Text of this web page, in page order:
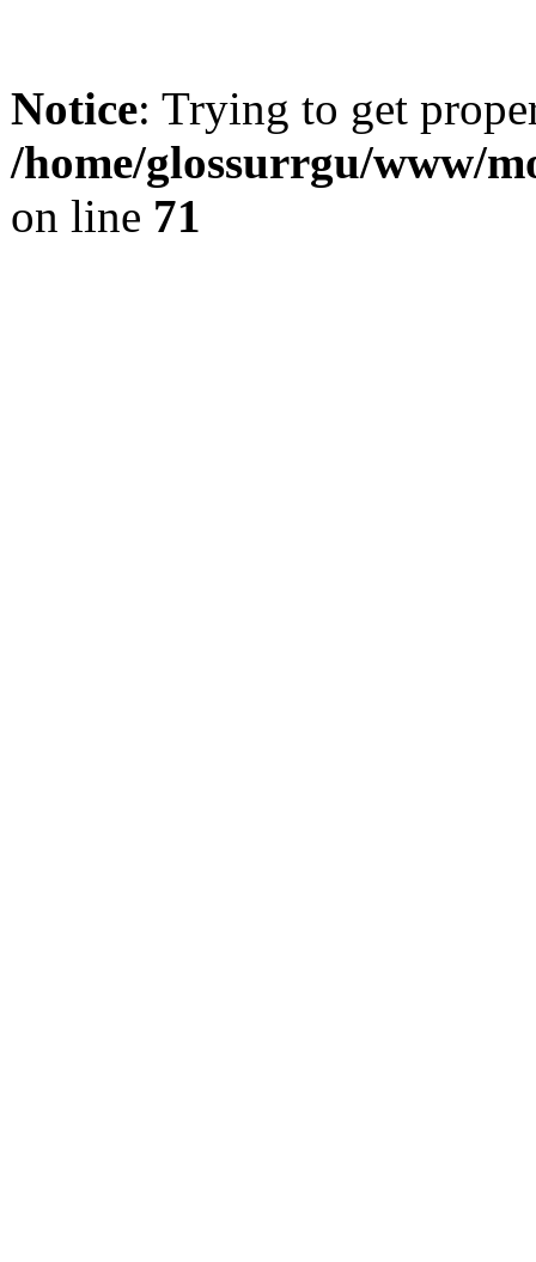
Notice: Trying to get
/home/glossurrgu/www/
on line 71